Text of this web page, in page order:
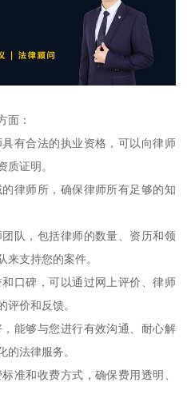
面：
有合法的执业资格，可以向律师
质证明。
律师所，确保律师所有足够的知
队，包括律师的数量、资历和领
来支持您的案件。
口碑，可以通过网上评价、律师
评价和反馈。
能够与您进行有效沟通、耐心解
的法律服务。
准和收费方式，确保费用透明、